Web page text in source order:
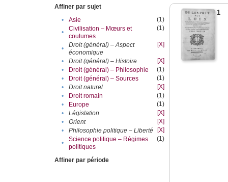
Affiner par sujet
•
Asie
(1)
•
Civilisation – Mœurs et
coutumes
(1)
•
Droit (général) – Aspect
économique
[X]
• Droit (général) – Histoire
[X]
•
Droit (général) – Philosophie
(1)
•
Droit (général) – Sources
(1)
•
Droit naturel
[X]
•
Droit romain
(1)
•
Europe
(1)
•
Législation
[X]
•
Orient
[X]
•
Philosophie politique – Liberté
[X]
•
Science politique – Régimes
politiques
(1)
Affiner par période
1